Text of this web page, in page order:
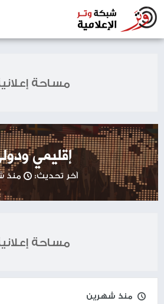
مساحة
إقليمي
آخر تحديث: منذ
مساحة
منذ شهرين